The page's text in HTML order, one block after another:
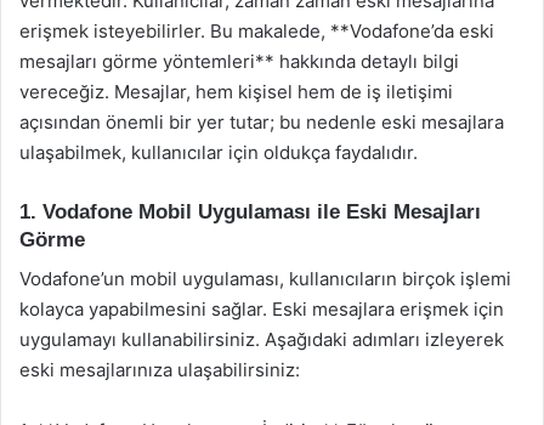
erişmek isteyebilirler. Bu makalede, **Vodafone’da eski
mesajları görme yöntemleri** hakkında detaylı bilgi
vereceğiz. Mesajlar, hem kişisel hem de iş iletişimi
açısından önemli bir yer tutar; bu nedenle eski mesajlara
ulaşabilmek, kullanıcılar için oldukça faydalıdır.
1. Vodafone Mobil Uygulaması ile Eski Mesajları
Görme
Vodafone’un mobil uygulaması, kullanıcıların birçok işlemi
kolayca yapabilmesini sağlar. Eski mesajlara erişmek için
uygulamayı kullanabilirsiniz. Aşağıdaki adımları izleyerek
eski mesajlarınıza ulaşabilirsiniz: